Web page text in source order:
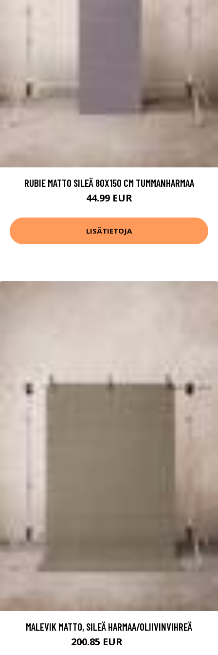
RUBIE MATTO SILEÄ 80X150 CM TUMMANHARMAA
44.99 EUR
LISÄTIETOJA
MALEVIK MATTO, SILEÄ HARMAA/OLIIVINVIHREÄ
200.85 EUR